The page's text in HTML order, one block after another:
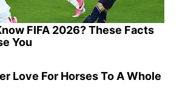
FIFA 2026? These Facts
You
Love For Horses To A Whole